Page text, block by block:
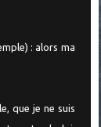
: alors ma
que je ne suis